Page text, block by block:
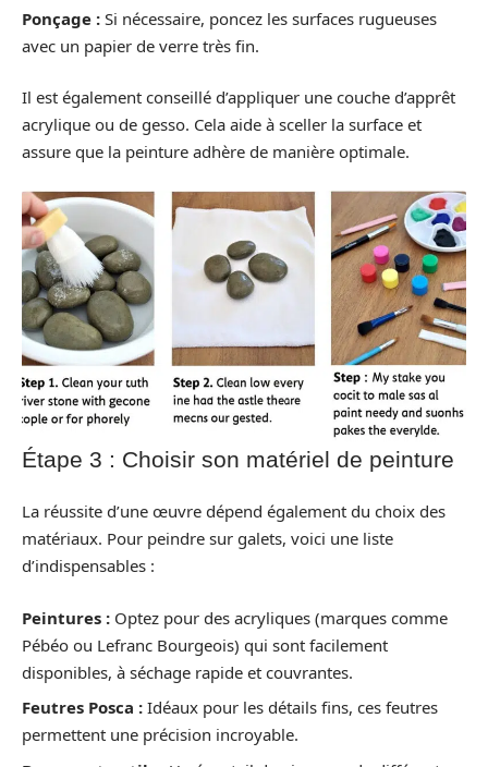
Ponçage : Si nécessaire, poncez les surfaces rugueuses
avec un papier de verre très fin.
Il est également conseillé d’appliquer une couche d’apprêt
acrylique ou de gesso. Cela aide à sceller la surface et
assure que la peinture adhère de manière optimale.
Étape 3 : Choisir son matériel de peinture
La réussite d’une œuvre dépend également du choix des
matériaux. Pour peindre sur galets, voici une liste
d’indispensables :
Peintures : Optez pour des acryliques (marques comme
Pébéo ou Lefranc Bourgeois) qui sont facilement
disponibles, à séchage rapide et couvrantes.
Feutres Posca : Idéaux pour les détails fins, ces feutres
permettent une précision incroyable.